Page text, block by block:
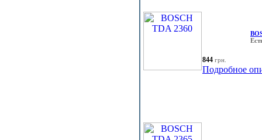
844 грн.
Подробное